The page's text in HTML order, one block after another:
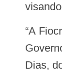
“A Fiocruz juntamente com o Ministério da Saúde traz ao Piauí este mestrado como forma de reforçar as ações do programa do
Dias,